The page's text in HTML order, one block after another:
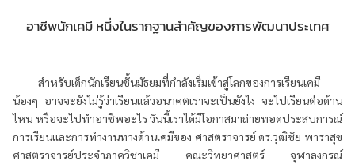
อาชีพนักเคมี หนึ่งในรากฐานสำคัญของการพัฒนาประเทศ
สำหรับเด็กนักเรียนชั้นมัธยมที่กำลังเริ่มเข้าสู่โลกของการเรียนเคมี
น้องๆ อาจจะยังไม่รู้ว่าเรียนแล้วอนาคตเราจะเป็นยังไง จะไปเรียนต่อด้าน
ไหน หรือจะไปทำอาชีพอะไร วันนี้เราได้มีโอกาสมาถ่ายทอดประสบการณ์
การเรียนและการทำงานทางด้านเคมีของ ศาสตราจารย์ ดร.วุฒิชัย พาราสุข
ศาสตราจารย์ประจำภาควิชาเคมี คณะวิทยาศาสตร์ จุฬาลงกรณ์